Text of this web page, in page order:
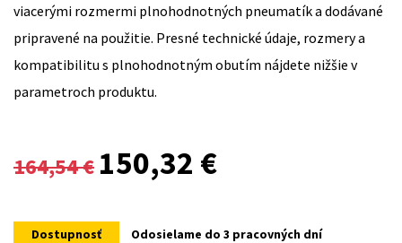
viacerými rozmermi plnohodnotných pneumatík a dodávané
pripravené na použitie. Presné technické údaje, rozmery a
kompatibilitu s plnohodnotným obutím nájdete nižšie v
parametroch produktu.
164,54€
Original
was:
150,32 €
is:
Dostupnosť Odosielame do 3 pracovných dní